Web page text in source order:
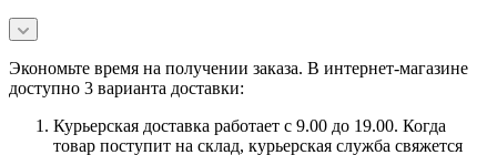
Экономьте время на получении заказа. В интернет-магазине
доступно 3 варианта доставки:
Курьерская доставка работает с 9.00 до 19.00. Когда
товар поступит на склад, курьерская служба свяжется